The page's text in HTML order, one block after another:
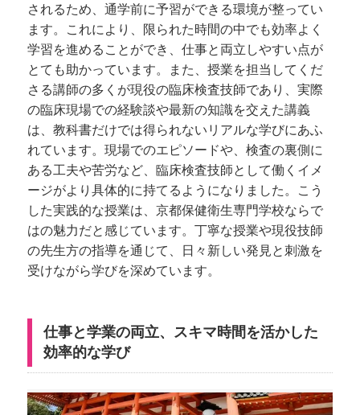
されるため、通学前に予習ができる環境が整ってい
ます。これにより、限られた時間の中でも効率よく
学習を進めることができ、仕事と両立しやすい点が
とても助かっています。また、授業を担当してくだ
さる講師の多くが現役の臨床検査技師であり、実際
の臨床現場での経験談や最新の知識を交えた講義
は、教科書だけでは得られないリアルな学びにあふ
れています。現場でのエピソードや、検査の裏側に
ある工夫や苦労など、臨床検査技師として働くイメ
ージがより具体的に持てるようになりました。こう
した実践的な授業は、京都保健衛生専門学校ならで
はの魅力だと感じています。丁寧な授業や現役技師
の先生方の指導を通じて、日々新しい発見と刺激を
受けながら学びを深めています。
仕事と学業の両立、スキマ時間を活かした
効率的な学び